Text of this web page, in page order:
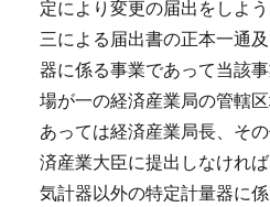
定により変更の届出をしよ
三による届出書の正本一通
器に係る事業であって当該
場が一の経済産業局の管轄
あっては経済産業局長、そ
済産業大臣に提出しなければ
気計器以外の特定計量器に